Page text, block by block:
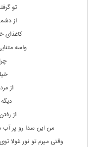
تو
از
واسه
از
از
من این سدا رو پر
وقتی میرم تو نور غولا